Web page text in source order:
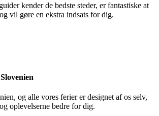
kender de bedste steder, er fantastiske at
vil gøre en ekstra indsats for dig.
og alle vores ferier er designet af os selv,
oplevelserne bedre for dig.